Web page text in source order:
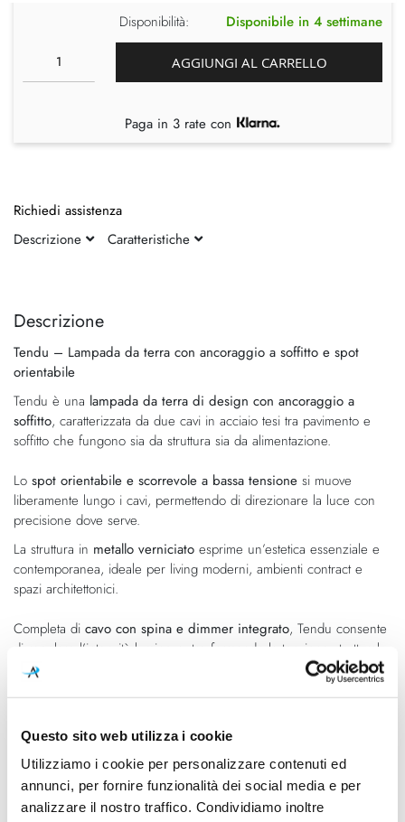
Questo sito web utilizza i cookie
Utilizziamo i cookie per personalizzare contenuti ed
annunci, per fornire funzionalità dei social media e per
analizzare il nostro traffico. Condividiamo inoltre
fine
galleria
di
immagini
della
di
immagini
Descrizione
Tendu – Lampada da terra con ancoraggio a soffitto e spot
orientabile
Tendu è una lampada da terra di design con ancoraggio a
soffitto, caratterizzata da due cavi in acciaio tesi tra pavimento e
soffitto che fungono sia da struttura sia da alimentazione.
Lo spot orientabile e scorrevole a bassa tensione si muove
liberamente lungo i cavi, permettendo di direzionare la luce con
precisione dove serve.
La struttura in metallo verniciato esprime un’estetica essenziale e
contemporanea, ideale per living moderni, ambienti contract e
spazi architettonici.
Completa di cavo con spina e dimmer integrato, Tendu consente
di regolare l’intensità luminosa, trasformando la tensione strutturale
in massima libertà progettuale e funzionale.
Caratteristiche
Cod.Art.
518553N30
Designer
Marc Sadler - 2026
Disponibilità: Disponibile in 4 settimane
AGGIUNGI AL CARRELLO
Paga in 3 rate con
Richiedi assistenza
Descrizione
Caratteristiche